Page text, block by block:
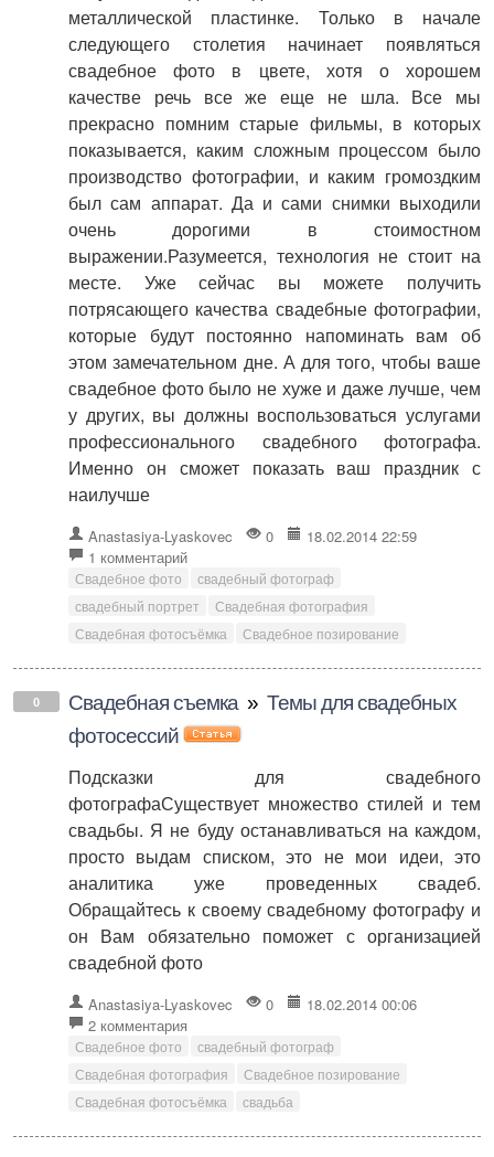
металлической пластинке. Только в начале
следующего столетия начинает появляться
свадебное фото в цвете, хотя о хорошем
качестве речь все же еще не шла. Все мы
прекрасно помним старые фильмы, в которых
показывается, каким сложным процессом было
производство фотографии, и каким громоздким
был сам аппарат. Да и сами снимки выходили
очень дорогими в стоимостном
выражении.Разумеется, технология не стоит на
месте. Уже сейчас вы можете получить
потрясающего качества свадебные фотографии,
которые будут постоянно напоминать вам об
этом замечательном дне. А для того, чтобы ваше
свадебное фото было не хуже и даже лучше, чем
у других, вы должны воспользоваться услугами
профессионального свадебного фотографа.
Именно он сможет показать ваш праздник с
наилучше
Anastasiya-Lyaskovec 0
18.02.2014 22:59
1 комментарий
Свадебное фото
свадебный фотограф
свадебный портрет
Свадебная фотография
Свадебная фотосъёмка
Свадебное позирование
0 Свадебная съемка » Темы для свадебных
фотосессий
Подсказки для свадебного
фотографаСуществует множество стилей и тем
свадьбы. Я не буду останавливаться на каждом,
просто выдам списком, это не мои идеи, это
аналитика уже проведенных свадеб.
Обращайтесь к своему свадебному фотографу и
он Вам обязательно поможет с организацией
свадебной фото
Anastasiya-Lyaskovec 0
18.02.2014 00:06
2 комментария
Свадебное фото
свадебный фотограф
Свадебная фотография
Свадебное позирование
Свадебная фотосъёмка
свадьба